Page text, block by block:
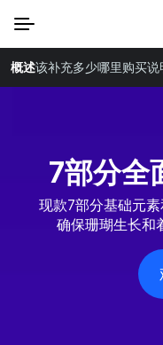
概述该补充多少哪里购买说
7部分全
现款7部分基础元
确保珊瑚生长和